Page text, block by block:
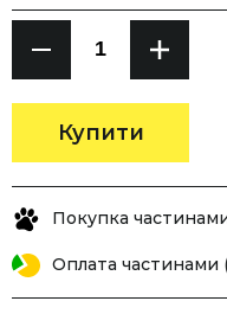
Купити
Покупка
Оплата частинами